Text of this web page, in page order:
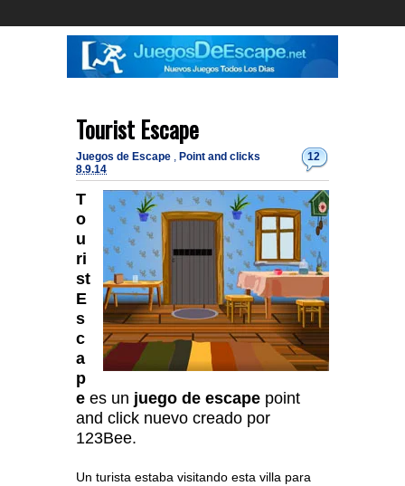
Tourist Escape
12
Juegos de Escape , Point and clicks
8.9.14
T
o
u
ri
st
E
s
c
a
p
e es un juego de escape point
and click nuevo creado por
123Bee.
Un turista estaba visitando esta villa para